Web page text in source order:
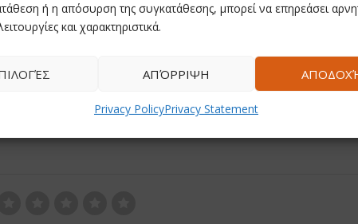
ή η απόσυρση της συγκατάθεσης, μπορεί να επηρεάσει
και χαρακτηριστικά.
ΑΠΌΡΡΙΨΗ
Privacy PolicyPrivacy Statement
δεσμεύονται να συνεχίσουν τη στενή συνεργασία τους για
που θα μεταμορφώσει τις μετακινήσεις και τον τουρισμό